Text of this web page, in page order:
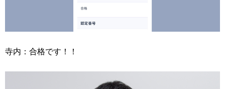
寺内：合格です！！